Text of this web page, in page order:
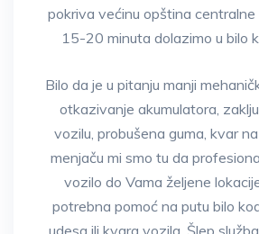
pokriva većinu opština centralne
15-20 minuta dolazimo u bilo
Bilo da je u pitanju manji
otkazivanje akumulatora,
vozilu, probušena guma, kvar
menjaču mi smo tu da
vozilo do Vama željene
potrebna pomoć na putu bilo